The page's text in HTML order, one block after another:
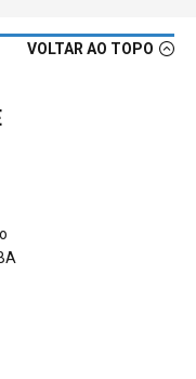
VOLTAR AO TOPO